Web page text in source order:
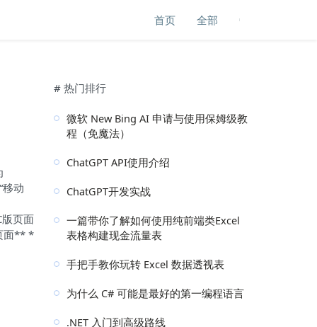
首页 全部
动
页面
面** *
# 热门排行
微软 New Bing AI 申请与使用保姆级教
程（免魔法）
ChatGPT API使用介绍
ChatGPT开发实战
一篇带你了解如何使用纯前端类Excel
表格构建现金流量表
手把手教你玩转 Excel 数据透视表
为什么 C# 可能是最好的第一编程语言
.NET 入门到高级路线